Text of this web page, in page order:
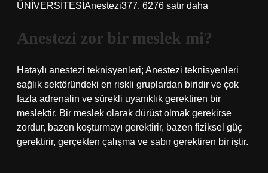
ÜNİVERSİTESİAnestezi377, 6276 satır daha
Anestezi zor bir meslek mi?
Hataylı anestezi teknisyenleri; Anestezi teknisyenleri
sağlık sektöründeki en riskli gruplardan biridir ve çok
fazla adrenalin ve sürekli uyanıklık gerektiren bir
meslektir. Bir meslek olarak dürüst olmak gerekirse
zordur, bazen koşturmayı gerektirir, bazen fiziksel güç
gerektirir, gerçekten çalışma ve sabır gerektiren bir iştir.